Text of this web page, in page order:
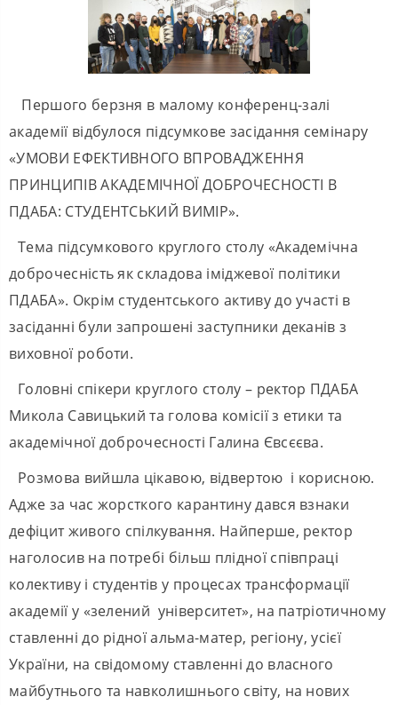
Першого берзня в малому конференц-залі
академії відбулося підсумкове засідання семінару
«УМОВИ ЕФЕКТИВНОГО ВПРОВАДЖЕННЯ
ПРИНЦИПІВ АКАДЕМІЧНОЇ ДОБРОЧЕСНОСТІ В
ПДАБА: СТУДЕНТСЬКИЙ ВИМІР».
Тема підсумкового круглого столу «Академічна
доброчесність як складова іміджевої політики
ПДАБА». Окрім студентського активу до участі в
засіданні були запрошені заступники деканів з
виховної роботи.
Головні спікери круглого столу – ректор ПДАБА
Микола Савицький та голова комісії з етики та
академічної доброчесності Галина Євсєєва.
Розмова вийшла цікавою, відвертою і корисною.
Адже за час жорсткого карантину дався взнаки
дефіцит живого спілкування. Найперше, ректор
наголосив на потребі більш плідної співпраці
колективу і студентів у процесах трансформації
академії у «зелений університет», на патріотичному
ставленні до рідної альма-матер, регіону, усієї
України, на свідомому ставленні до власного
майбутнього та навколишнього світу, на нових